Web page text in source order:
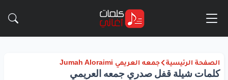
الصفحة الرئيسية جمعه العريمي Jumah Aloraimi
كلمات شيلة قفل صدري جمعه العريمي